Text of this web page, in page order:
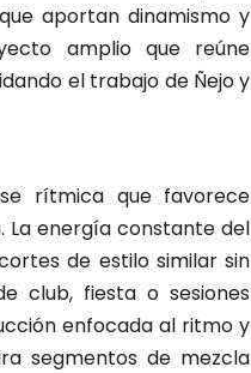
aportan dinamismo y
amplio que reúne
el trabajo de Ñejo y
rítmica que favorece
La energía constante del
de estilo similar sin
club, fiesta o sesiones
enfocada al ritmo y
segmentos de mezcla